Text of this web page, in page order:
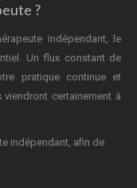
?
indépendant, le
Un flux constant de
pratique continue et
certainement à
indépendant, afin de